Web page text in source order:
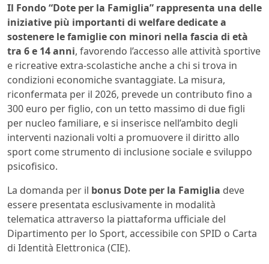
Il Fondo “Dote per la Famiglia” rappresenta una delle
iniziative più importanti di welfare dedicate a
sostenere le famiglie con minori nella fascia di età
tra 6 e 14 anni, favorendo l’accesso alle attività sportive
e ricreative extra-scolastiche anche a chi si trova in
condizioni economiche svantaggiate. La misura,
riconfermata per il 2026, prevede un contributo fino a
300 euro per figlio, con un tetto massimo di due figli
per nucleo familiare, e si inserisce nell’ambito degli
interventi nazionali volti a promuovere il diritto allo
sport come strumento di inclusione sociale e sviluppo
psicofisico.
La domanda per il bonus Dote per la Famiglia deve
essere presentata esclusivamente in modalità
telematica attraverso la piattaforma ufficiale del
Dipartimento per lo Sport, accessibile con SPID o Carta
di Identità Elettronica (CIE).